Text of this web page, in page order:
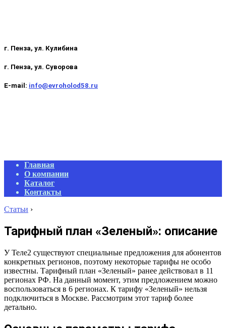
г. Пенза, ул. Кулибина
г. Пенза, ул. Суворова
E-mail: info@evroholod58.ru
Primary
Navigation
Menu
Главная
О компании
Каталог
Контакты
Статьи ›
Тарифный план «Зеленый»: описание
У Теле2 существуют специальные предложения для абонентов
конкретных регионов, поэтому некоторые тарифы не особо
известны. Тарифный план «Зеленый» ранее действовал в 11
регионах РФ. На данный момент, этим предложением можно
воспользоваться в 6 регионах. К тарифу «Зеленый» нельзя
подключиться в Москве. Рассмотрим этот тариф более
детально.